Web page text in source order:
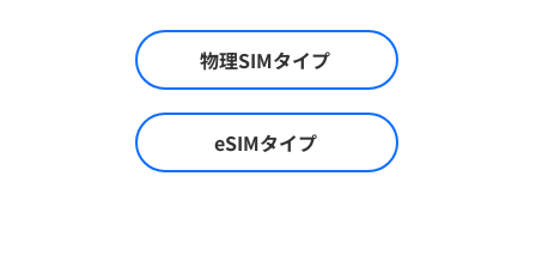
物理SIMタイプ
eSIMタイプ